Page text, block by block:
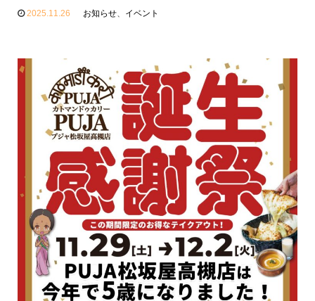
2025.11.26 お知らせ、 イベント